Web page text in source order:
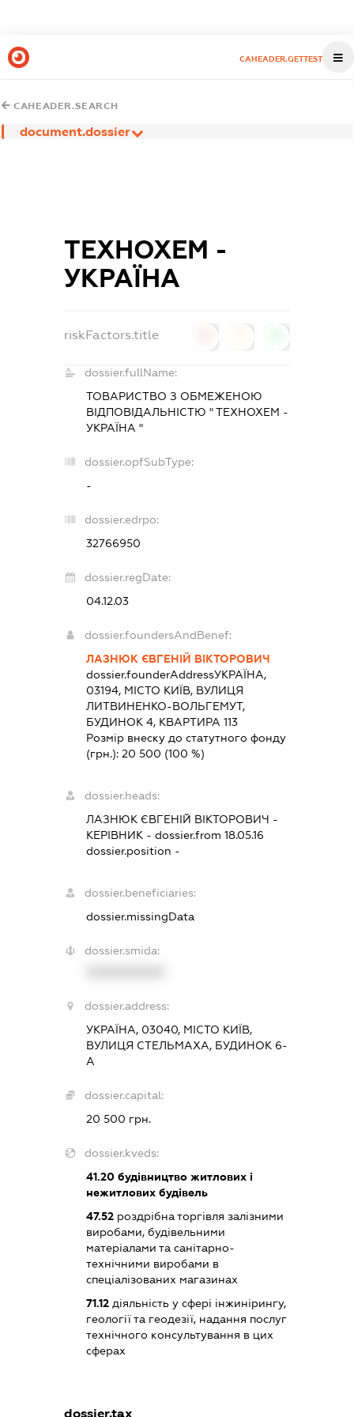
CAHEADER.GETTEST
CAHEADER.SEARCH
document.dossier
ТЕХНОХЕМ -
УКРАЇНА
riskFactors.title
dossier.fullName:
ТОВАРИСТВО З ОБМЕЖЕНОЮ
ВІДПОВІДАЛЬНІСТЮ " ТЕХНОХЕМ -
УКРАЇНА "
dossier.opfSubType:
-
dossier.edrpo:
32766950
dossier.regDate:
04.12.03
dossier.foundersAndBenef:
ЛАЗНЮК ЄВГЕНІЙ ВІКТОРОВИЧ
dossier.founderAddressУКРАЇНА,
03194, МІСТО КИЇВ, ВУЛИЦЯ
ЛИТВИНЕНКО-ВОЛЬГЕМУТ,
БУДИНОК 4, КВАРТИРА 113
Розмір внеску до статутного фонду
(грн.): 20 500 (100 %)
dossier.heads:
ЛАЗНЮК ЄВГЕНІЙ ВІКТОРОВИЧ -
КЕРІВНИК - dossier.from 18.05.16
dossier.position -
dossier.beneficiaries:
dossier.missingData
dossier.smida:
dossier.address:
УКРАЇНА, 03040, МІСТО КИЇВ,
ВУЛИЦЯ СТЕЛЬМАХА, БУДИНОК 6-
А
dossier.capital:
20 500 грн.
dossier.kveds:
41.20будівництво житлових і
нежитлових будівель
47.52роздрібна торгівля залізними
виробами, будівельними
матеріалами та санітарно-
технічними виробами в
спеціалізованих магазинах
71.12діяльність у сфері інжинірингу,
геології та геодезії, надання послуг
технічного консультування в цих
сферах
dossier.tax